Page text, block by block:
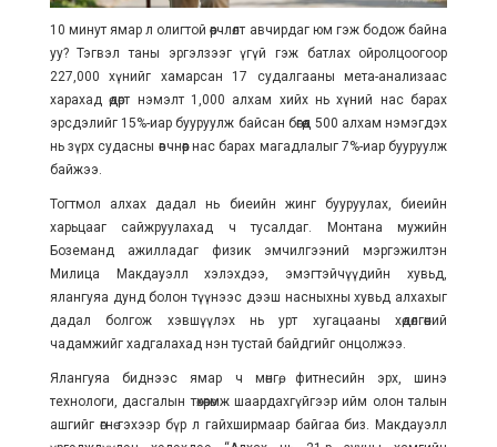
10 минут ямар л олигтой өөрчлөлт авчирдаг юм гэж бодож байна
уу? Тэгвэл таны эргэлзээг үгүй гэж батлах ойролцоогоор
227,000 хүнийг хамарсан 17 судалгааны мета-анализаас
харахад өдөрт нэмэлт 1,000 алхам хийх нь хүний нас барах
эрсдэлийг 15%-иар бууруулж байсан бөгөөд 500 алхам нэмэгдэх
нь зүрх судасны өвчнөөр нас барах магадлалыг 7%-иар бууруулж
байжээ.
Тогтмол алхах дадал нь биеийн жинг бууруулах, биеийн
харьцааг сайжруулахад ч тусалдаг. Монтана мужийн
Боземанд ажилладаг физик эмчилгээний мэргэжилтэн
Милица Макдауэлл хэлэхдээ, эмэгтэйчүүдийн хувьд,
ялангуяа дунд болон түүнээс дээш насныхны хувьд алхахыг
дадал болгож хэвшүүлэх нь урт хугацааны хөдөлгөөний
чадамжийг хадгалахад нэн тустай байдгийг онцолжээ.
Ялангуяа биднээс ямар ч мөнгө, фитнесийн эрх, шинэ
технологи, дасгалын төхөөрөмж шаардахгүйгээр ийм олон талын
ашгийг өгнө гэхээр бүр л гайхширмаар байгаа биз. Макдауэлл